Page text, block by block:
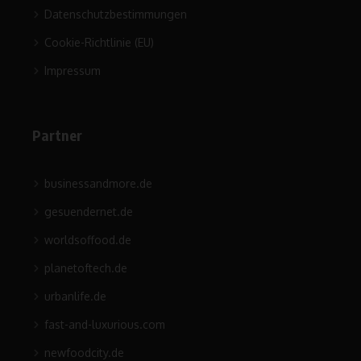
Datenschutzbestimmungen
Cookie-Richtlinie (EU)
Impressum
Partner
businessandmore.de
gesuendernet.de
worldsoffood.de
planetoftech.de
urbanlife.de
fast-and-luxurious.com
newfoodcity.de